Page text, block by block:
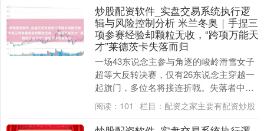
炒股配资软件_实盘交易系统执行逻
辑与风险控制分析 米兰冬奥｜手捏三
项参赛经验却颗粒无收，“跨项万能天
才”莱德茨卡失落而归
一场43东说念主参与角逐的峻岭滑雪女子
超等大反转决赛，仅有26东说念主穿越一
起旗门，多位名将接连折戟。失落者中，
就包括2018年平昌冬奥会该神情冠军得主
埃丝特尔....
阅读： 101 栏目： 配资之家主要有配资炒股